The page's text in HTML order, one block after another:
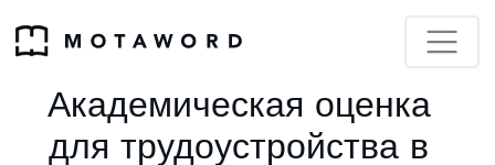
Академическая оценка
для трудоустройства в